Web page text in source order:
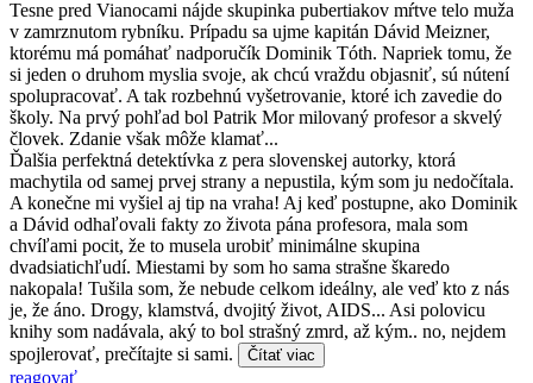
Tesne pred Vianocami nájde skupinka pubertiakov mŕtve telo muža
v zamrznutom rybníku. Prípadu sa ujme kapitán Dávid Meizner,
ktorému má pomáhať nadporučík Dominik Tóth. Napriek tomu, že
si jeden o druhom myslia svoje, ak chcú vraždu objasniť, sú nútení
spolupracovať. A tak rozbehnú vyšetrovanie, ktoré ich zavedie do
školy. Na prvý pohľad bol Patrik Mor milovaný profesor a skvelý
človek. Zdanie však môže klamať...
Ďalšia perfektná detektívka z pera slovenskej autorky, ktorá
machytila od samej prvej strany a nepustila, kým som ju nedočítala.
A konečne mi vyšiel aj tip na vraha! Aj keď postupne, ako Dominik
a Dávid odhaľovali fakty zo života pána profesora, mala som
chvíľami pocit, že to musela urobiť minimálne skupina
dvadsiatichľudí. Miestami by som ho sama strašne škaredo
nakopala! Tušila som, že nebude celkom ideálny, ale veď kto z nás
je, že áno. Drogy, klamstvá, dvojitý život, AIDS... Asi polovicu
knihy som nadávala, aký to bol strašný zmrd, až kým.. no, nejdem
spojlerovať, prečítajte si sami.
Čítať viac
reagovať